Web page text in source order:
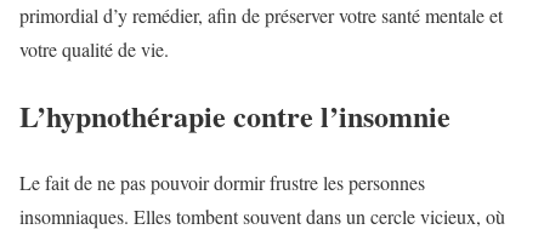
primordial d’y remédier, afin de préserver votre santé mentale et
votre qualité de vie.
L’hypnothérapie contre l’insomnie
Le fait de ne pas pouvoir dormir frustre les personnes
insomniaques. Elles tombent souvent dans un cercle vicieux, où